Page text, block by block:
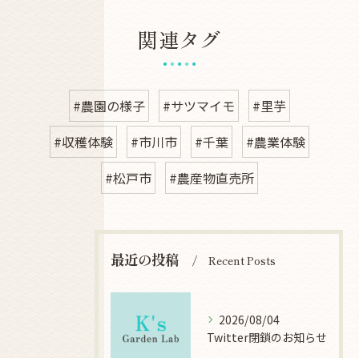
関連タグ
#農園の様子 #サツマイモ
#里芋
#収穫体験
#市川市 #千葉
#農業体験
#松戸市
#農産物直売所
最近の投稿 Recent Posts
2026/08/04
Twitter閉鎖のお知らせ